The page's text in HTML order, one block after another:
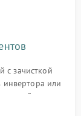
с зачисткой
инвертора или
дорожек и